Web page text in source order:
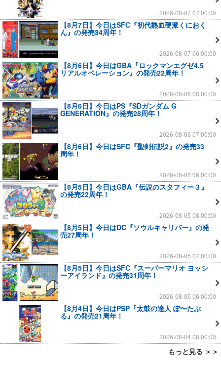
2026-08-07 07:00:00
【8月7日】今日はSFC『初代熱血硬派くにおく
ん』の発売34周年！
2026-08-07 06:00:00
【8月6日】今日はGBA『ロックマンエグゼ4.5
リアルオペレーション』の発売22周年！
2026-08-06 08:00:00
【8月6日】今日はPS『SDガンダム G
GENERATION』の発売28周年！
2026-08-06 07:00:00
【8月6日】今日はSFC『聖剣伝説2』の発売33
周年！
2026-08-06 06:00:00
【8月5日】今日はGBA『伝説のスタフィー３』
の発売22周年！
2026-08-05 08:00:00
【8月5日】今日はDC『ソウルキャリバー』の発
売27周年！
2026-08-05 07:00:00
【8月5日】今日はSFC『スーパーマリオ ヨッシ
ーアイランド』の発売31周年！
2026-08-05 06:00:00
【8月4日】今日はPSP『太鼓の達人 ぽ〜たぶ
る』の発売21周年！
2026-08-04 08:00:00
もっと見る ＞＞